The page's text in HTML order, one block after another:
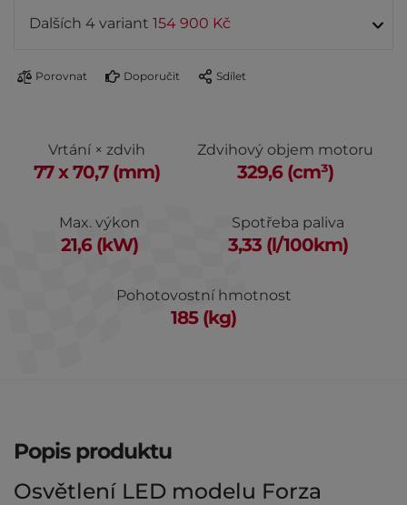
Dalších 4 variant 154 900 Kč
Porovnat Doporučit Sdílet
Vrtání × zdvih
77 x 70,7 (mm)
Zdvihový objem motoru
329,6 (cm³)
Max. výkon
21,6 (kW)
Spotřeba paliva
3,33 (l/100km)
Pohotovostní hmotnost
185 (kg)
Popis produktu
Osvětlení LED modelu Forza